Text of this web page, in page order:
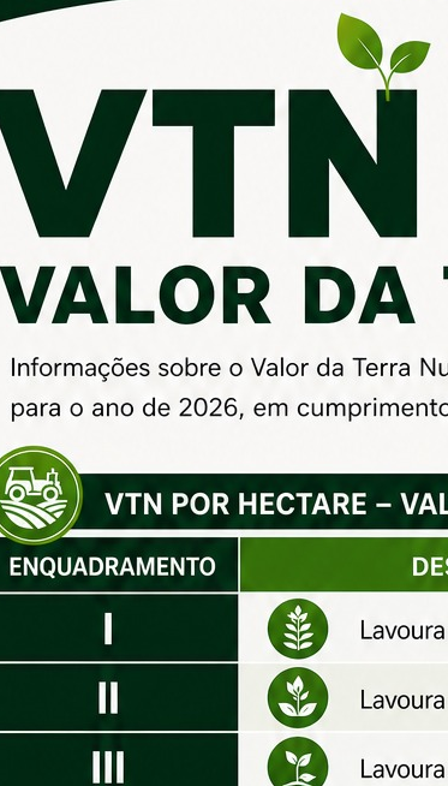
cheque, Emita certidões de Débitos
Notícias
Amaralina Publica o Decreto de
simplificado para contratação
e devem ser realizadas presencialmente nos